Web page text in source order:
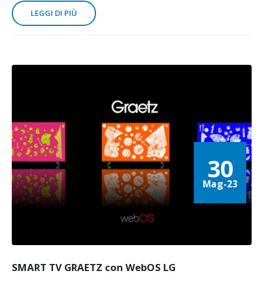
LEGGI DI PIÙ
30
Mag-23
SMART TV GRAETZ con WebOS LG